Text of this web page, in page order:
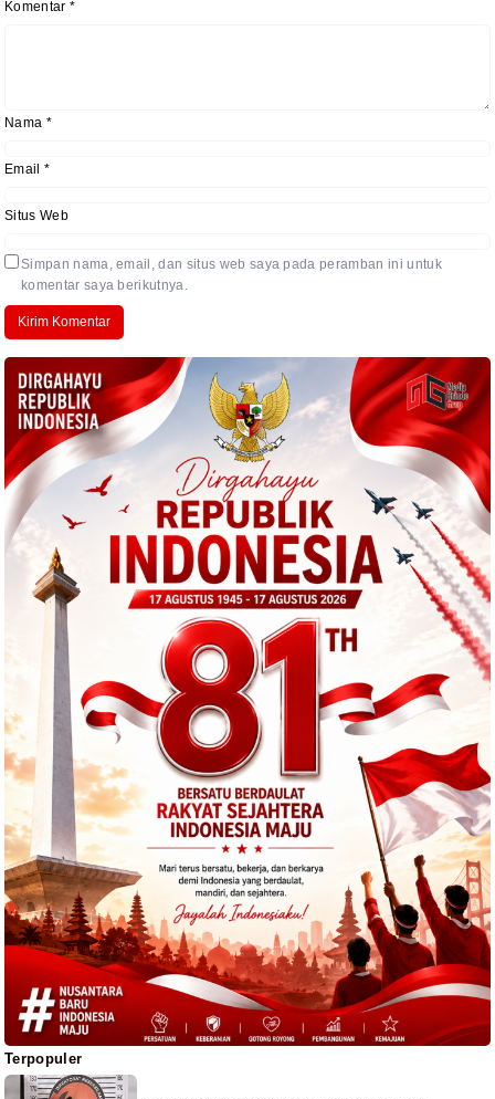
Komentar *
Nama *
Email *
Situs Web
Simpan nama, email, dan situs web saya pada peramban ini untuk
komentar saya berikutnya.
Terpopuler